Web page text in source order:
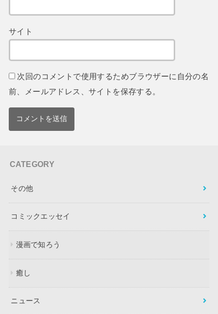
サイト
次回のコメントで使用するためブラウザーに自分の名
前、メールアドレス、サイトを保存する。
CATEGORY
その他
コミックエッセイ
漫画で知ろう
癒し
ニュース